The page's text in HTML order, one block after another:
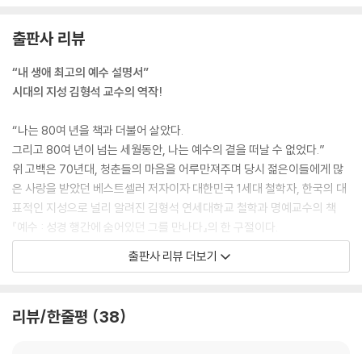
할 것인가다. 자신의 욕망과 소유를 위해 스스로를 보존하려고 하는 사람
은 결국 자신을 잃게 되나, 영원한 것과 하늘나라를 위해 스스로를 희생하
는 사람은 영원한 삶을 얻는다는 교훈이다. 소금은 스스로를 녹여 없이했
서 사라져 버린다. 그러나 그동안에 아무 소용도 없었던 초는 빛으로 바뀌
어 이 우주에 영원히 머문다. 과학자들은 그 사실을 조금도 의심치 않는다.
예수는 인생의 진리도 그런 것임을 알려 주며, 그런 선택을 하도록 요청한
다.
생각해 보면 모든 도덕과 종교가 우리에게 요청하는 최초의 선택이 무엇인
가. 자신을 위한 이기적인 욕망과 소유를 위해 살 것인가, 아니면 이웃과 사
회를 위해 자신을 주어야 하는가 함이다. 만일 우리들이 전자에 붙잡혀 정
신적 한계를 벗어날 수 없다면 모든 비참과 파괴가 그에 따른다. 후진 사회
의 정치적 비극이 어디서 오는가. 집권자들은 정권을 국민과 사회를 위해
로 착각한다. 그 때문에 본인과 사회가 치러야 하는 불행과 비참이 얼마나
출판사 리뷰
“내 생애 최고의 예수 설명서”
시대의 지성 김형석 교수의 역작!
“나는 80여 년을 책과 더불어 살았다.
그리고 80여 년이 넘는 세월동안, 나는 예수의 곁을 떠날 수 없었다.”
위 고백은 70년대, 청춘들의 마음을 어루만져주며 당시 젊은이들에게 많
은 사랑을 받았던 베스트셀러 저자이자 대한민국 1세대 철학자, 한국의 대
표적인 지성으로 널리 알려진 김형석 연세대학교 철학과 명예교수의 책
『예수 : 성경 행간에 숨어있던 그를 만나다』의 한 구절이다.
그는 이 책의 집필동기를 “만일 나와 내 친구들이 젊었을 때 성경 직접 읽
질의에 해답을 주는 뜻이 잠재해 있는가를 찾아보고 싶었다. 왜 그가 우리
출판사 리뷰 더보기
리뷰/한줄평 38